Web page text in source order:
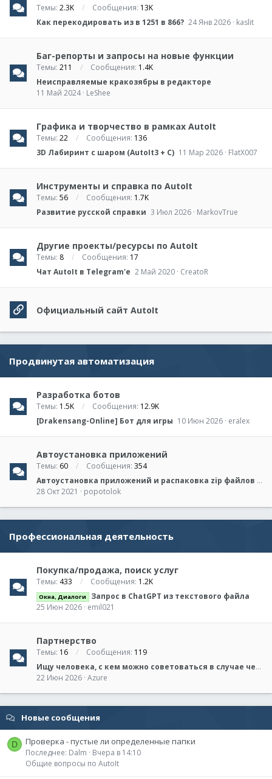
Темы 2.3K Сообщения 13K
Как перекодировать из в 1251 в 866? 24 Янв 2026 kaslit
Баг-репорты и запросы на новые функции
Темы 211 Сообщения 1.4K
Неисправляемые кракозябры в редакторе
11 Май 2024 LeShee
Графика и творчество в рамках AutoIt
Темы 22 Сообщения 136
3D Лабиринт с шаром (AutoIt3 + C) 11 Мар 2026 FlatX007
Инструменты и справка по AutoIt
Темы 56 Сообщения 1.7K
Развитие русской справки 3 Июл 2026 MarkovTrue
Другие проекты/ресурсы по AutoIt
Темы 8 Сообщения 17
Чат AutoIt в Telegram'е 2 Май 2020 CreatoR
Официальный сайт AutoIt
Продвинутая автоматизация
Разработка ботов
Темы 1.5K Сообщения 12.9K
[Drakensang-Online] Бот для игры 10 Июн 2026 eralex
Автоустановка приложений
Темы 60 Сообщения 354
Автоустановка приложений и распаковка zip файлов c флэшки, затем переход к устройствам и принтерам
28 Окт 2021
popotolok
Профессиональная деятельность
Покупка/продажа, поиск услуг
Темы 433 Сообщения 1.2K
Окна, Диалоги
Запрос в ChatGPT из текстового файла
25 Июн 2026 emil021
Партнерство
Темы 16 Сообщения 119
Ищу человека, с кем можно советоваться в случае чего, реализовывать идеи
22 Июн 2026 Azure
Новые сообщения
D Проверка - пустые ли определенные папки
Последнее: Dalm
Вчера в 14:10
Общие вопросы по AutoIt